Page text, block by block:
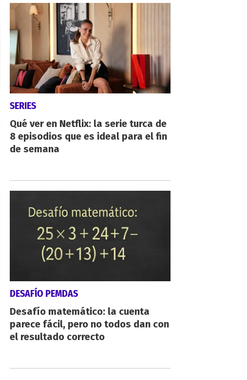
SERIES
Qué ver en Netflix: la serie turca de
8 episodios que es ideal para el fin
de semana
DESAFÍO PEMDAS
Desafío matemático: la cuenta
parece fácil, pero no todos dan con
el resultado correcto